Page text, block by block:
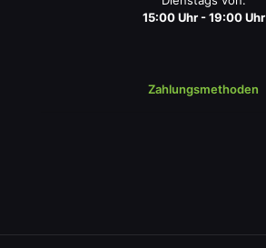
15:00 Uhr - 19:00 Uhr
Zahlungsmethoden